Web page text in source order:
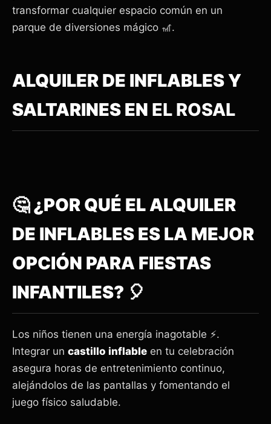
transformar cualquier espacio común en un
parque de diversiones mágico 🎢.
ALQUILER DE INFLABLES Y
SALTARINES EN EL ROSAL
🤔 ¿POR QUÉ EL ALQUILER
DE INFLABLES ES LA MEJOR
OPCIÓN PARA FIESTAS
INFANTILES? 🎈
Los niños tienen una energía inagotable ⚡.
Integrar un castillo inflable en tu celebración
asegura horas de entretenimiento continuo,
alejándolos de las pantallas y fomentando el
juego físico saludable.